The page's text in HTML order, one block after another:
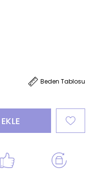
Beden Tablosu